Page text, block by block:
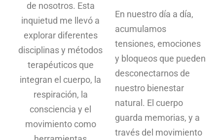
de nosotros. Esta
inquietud me llevó a
explorar diferentes
disciplinas y métodos
terapéuticos que
integran el cuerpo, la
respiración, la
consciencia y el
movimiento como
En nuestro día a día,
acumulamos
tensiones, emociones
y bloqueos que pueden
desconectarnos de
nuestro bienestar
natural. El cuerpo
guarda memorias, y a
través del movimiento